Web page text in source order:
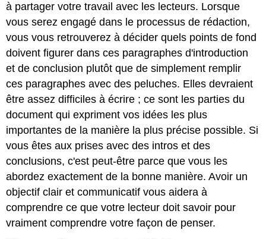
à partager votre travail avec les lecteurs. Lorsque
vous serez engagé dans le processus de rédaction,
vous vous retrouverez à décider quels points de fond
doivent figurer dans ces paragraphes d'introduction
et de conclusion plutôt que de simplement remplir
ces paragraphes avec des peluches. Elles devraient
être assez difficiles à écrire ; ce sont les parties du
document qui expriment vos idées les plus
importantes de la manière la plus précise possible. Si
vous êtes aux prises avec des intros et des
conclusions, c'est peut-être parce que vous les
abordez exactement de la bonne manière. Avoir un
objectif clair et communicatif vous aidera à
comprendre ce que votre lecteur doit savoir pour
vraiment comprendre votre façon de penser.